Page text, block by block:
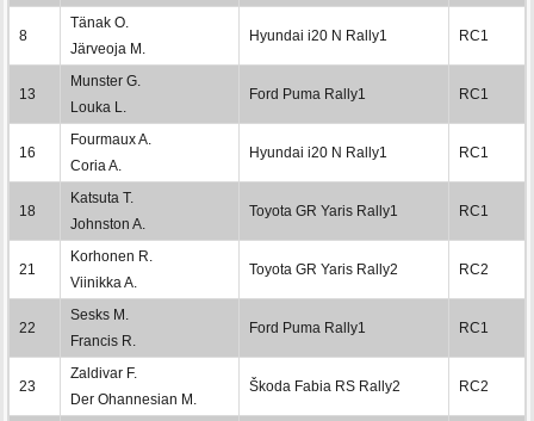
8
Tänak O.
Järveoja M.
Hyundai i20 N Rally1 RC1
13
Munster G.
Louka L.
Ford Puma Rally1 RC1
16
Fourmaux A.
Coria A.
Hyundai i20 N Rally1 RC1
18
Katsuta T.
Johnston A.
Toyota GR Yaris Rally1 RC1
21
Korhonen R.
Viinikka A.
Toyota GR Yaris Rally2 RC2
22
Sesks M.
Francis R.
Ford Puma Rally1 RC1
23
Zaldivar F.
Der Ohannesian M.
Škoda Fabia RS Rally2 RC2